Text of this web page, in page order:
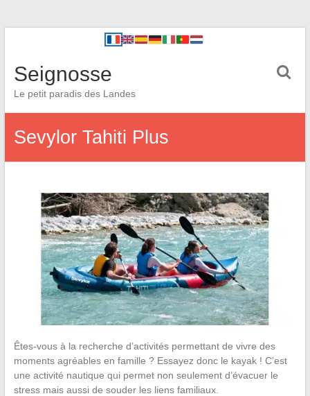
Seignosse
Le petit paradis des Landes
Sevylor Tahiti Plus
Êtes-vous à la recherche d’activités permettant de vivre des
moments agréables en famille ? Essayez donc le kayak ! C’est
une activité nautique qui permet non seulement d’évacuer le
stress mais aussi de souder les liens familiaux.